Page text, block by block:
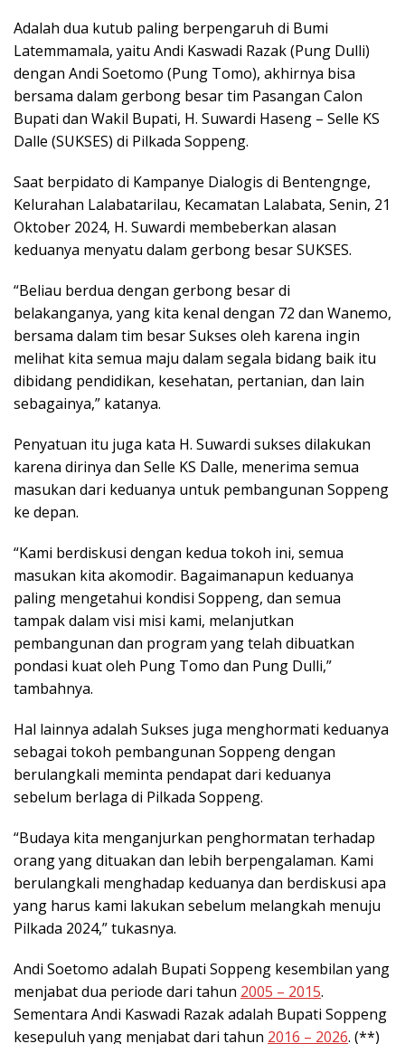
Adalah dua kutub paling berpengaruh di Bumi
Latemmamala, yaitu Andi Kaswadi Razak (Pung Dulli)
dengan Andi Soetomo (Pung Tomo), akhirnya bisa
bersama dalam gerbong besar tim Pasangan Calon
Bupati dan Wakil Bupati, H. Suwardi Haseng – Selle KS
Dalle (SUKSES) di Pilkada Soppeng.
Saat berpidato di Kampanye Dialogis di Bentengnge,
Kelurahan Lalabatarilau, Kecamatan Lalabata, Senin, 21
Oktober 2024, H. Suwardi membeberkan alasan
keduanya menyatu dalam gerbong besar SUKSES.
“Beliau berdua dengan gerbong besar di
belakanganya, yang kita kenal dengan 72 dan Wanemo,
bersama dalam tim besar Sukses oleh karena ingin
melihat kita semua maju dalam segala bidang baik itu
dibidang pendidikan, kesehatan, pertanian, dan lain
sebagainya,” katanya.
Penyatuan itu juga kata H. Suwardi sukses dilakukan
karena dirinya dan Selle KS Dalle, menerima semua
masukan dari keduanya untuk pembangunan Soppeng
ke depan.
“Kami berdiskusi dengan kedua tokoh ini, semua
masukan kita akomodir. Bagaimanapun keduanya
paling mengetahui kondisi Soppeng, dan semua
tampak dalam visi misi kami, melanjutkan
pembangunan dan program yang telah dibuatkan
pondasi kuat oleh Pung Tomo dan Pung Dulli,”
tambahnya.
Hal lainnya adalah Sukses juga menghormati keduanya
sebagai tokoh pembangunan Soppeng dengan
berulangkali meminta pendapat dari keduanya
sebelum berlaga di Pilkada Soppeng.
“Budaya kita menganjurkan penghormatan terhadap
orang yang dituakan dan lebih berpengalaman. Kami
berulangkali menghadap keduanya dan berdiskusi apa
yang harus kami lakukan sebelum melangkah menuju
Pilkada 2024,” tukasnya.
Andi Soetomo adalah Bupati Soppeng kesembilan yang
menjabat dua periode dari tahun 2005 – 2015.
Sementara Andi Kaswadi Razak adalah Bupati Soppeng
kesepuluh yang menjabat dari tahun 2016 – 2026. (**)